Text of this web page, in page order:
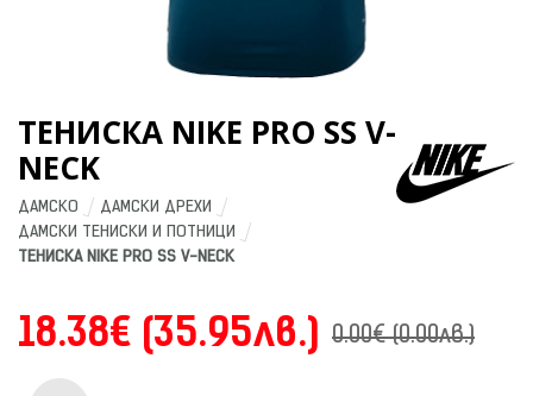
ТЕНИСКА NIKE PRO SS V-
NECK
ДАМСКО
ДАМСКИ ДРЕХИ
ДАМСКИ ТЕНИСКИ И ПОТНИЦИ
ТЕНИСКА NIKE PRO SS V-NECK
18.38€ (35.95лв.) 0.00€ (0.00лв.)